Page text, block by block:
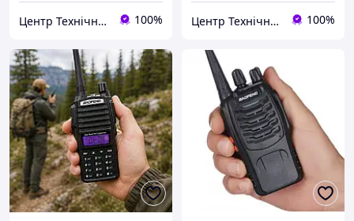
Центр Технічної Безпеки 100% Центр Технічної Безпеки 100%